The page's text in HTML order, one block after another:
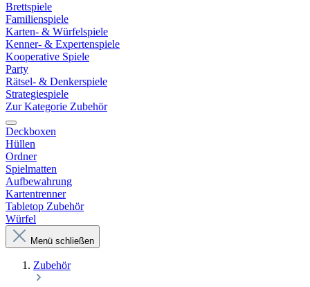
Brettspiele
Familienspiele
Karten- & Würfelspiele
Kenner- & Expertenspiele
Kooperative Spiele
Party
Rätsel- & Denkerspiele
Strategiespiele
Zur Kategorie Zubehör
Deckboxen
Hüllen
Ordner
Spielmatten
Aufbewahrung
Kartentrenner
Tabletop Zubehör
Würfel
Menü schließen
Zubehör